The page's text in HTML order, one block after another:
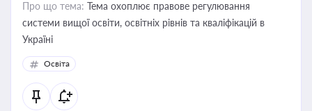
Про що тема: Тема охоплює правове регулювання
системи вищої освіти, освітніх рівнів та кваліфікацій в
Україні
Освіта